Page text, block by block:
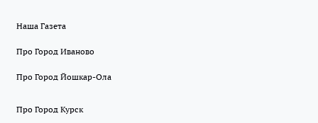
Наша Газета
Про Город Иваново
Про Город Йошкар-Ола
Про Город Курск